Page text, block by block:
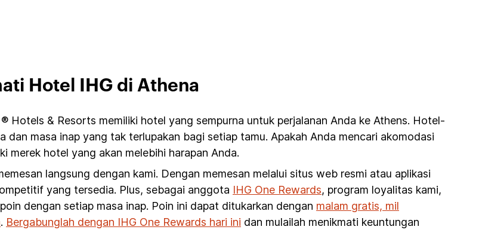
Hotel IHG di Athena
Hotels & Resorts memiliki hotel yang sempurna untuk perjalanan Anda ke Athens. Hotel-
dan masa inap yang tak terlupakan bagi setiap tamu. Apakah Anda mencari akomodasi
merek hotel yang akan melebihi harapan Anda.
langsung dengan kami. Dengan memesan melalui situs web resmi atau aplikasi
yang tersedia. Plus, sebagai anggota IHG One Rewards, program loyalitas kami,
dengan setiap masa inap. Poin ini dapat ditukarkan dengan malam gratis, mil
. Bergabunglah dengan IHG One Rewards hari ini dan mulailah menikmati keuntungan